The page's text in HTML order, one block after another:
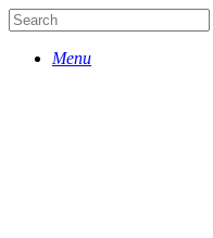
Skip
to
main
SearchMenu